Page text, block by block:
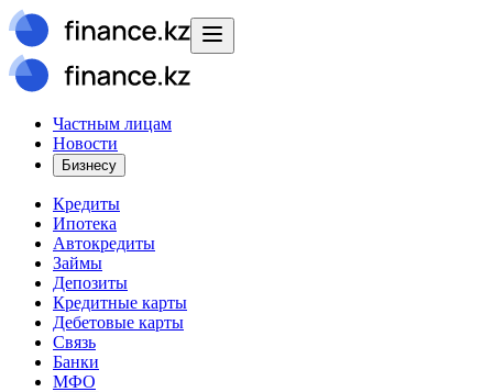
Частным лицам
Новости
Бизнесу
Кредиты
Ипотека
Автокредиты
Займы
Депозиты
Кредитные карты
Дебетовые карты
Связь
Банки
МФО